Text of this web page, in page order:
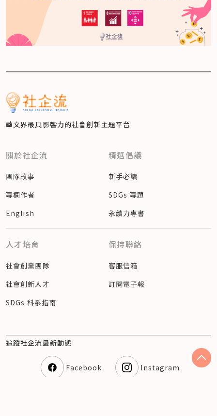
華文界最具影響力的社會創新主題平台
關於社企流
團隊故事
專欄作者
English
精選倡議
新手必讀
SDGs 專題
永續力專書
人才培育
社會創業團隊
社會創新人才
SDGs 科系指南
保持聯絡
客服信箱
訂閱電子報
追蹤社企流最新動態
Facebook Instagram